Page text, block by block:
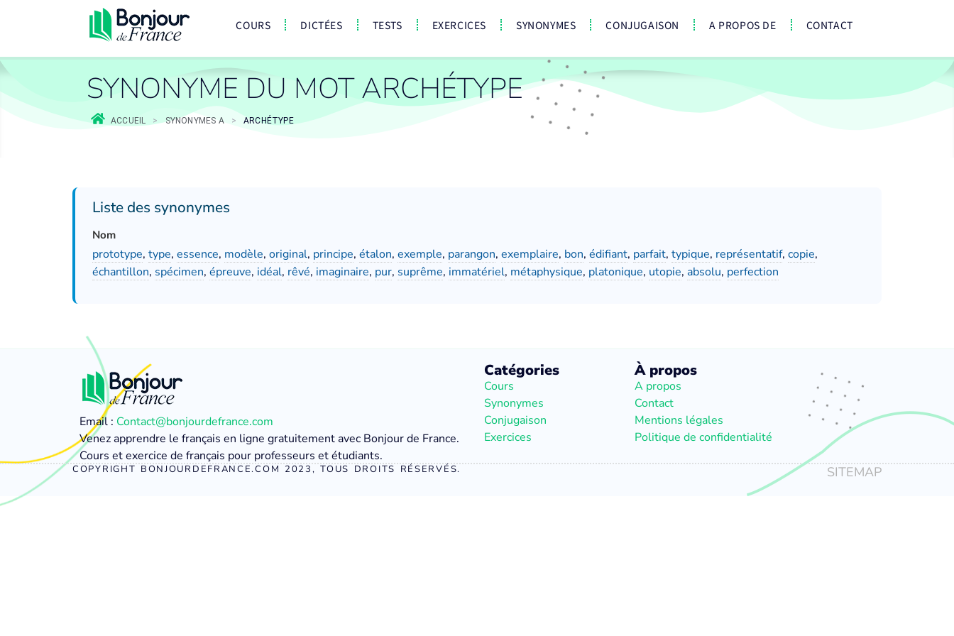
COURS DICTÉES TESTS EXERCICES SYNONYMES CONJUGAISON A PROPOS DE CONTACT
SYNONYME DU MOT ARCHÉTYPE
ACCUEIL > SYNONYMES A > ARCHÉTYPE
Liste des synonymes
Nom
prototype, type, essence, modèle, original, principe, étalon, exemple, parangon, exemplaire, bon, édifiant, parfait, typique, représentatif, copie,
échantillon, spécimen, épreuve, idéal, rêvé, imaginaire, pur, suprême, immatériel, métaphysique, platonique, utopie, absolu, perfection
Email : Contact@bonjourdefrance.com
Venez apprendre le français en ligne gratuitement avec Bonjour de France.
Cours et exercice de français pour professeurs et étudiants.
Catégories
Cours
Synonymes
Conjugaison
Exercices
À propos
A propos
Contact
Mentions légales
Politique de confidentialité
COPYRIGHT BONJOURDEFRANCE.COM 2023, TOUS DROITS RÉSERVÉS. SITEMAP